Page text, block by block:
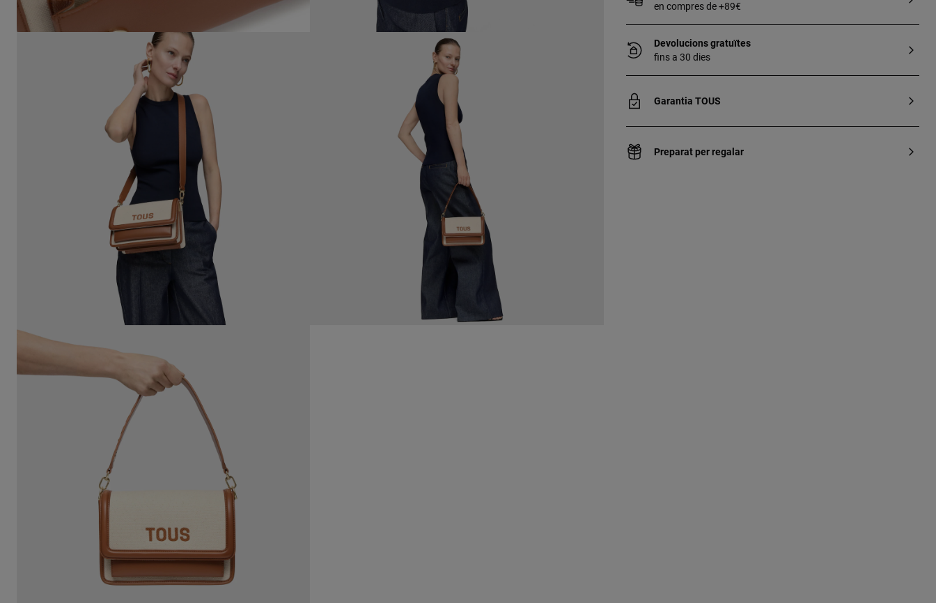
en compres de +89€
Devolucions gratuïtes
fins a 30 dies
Garantia TOUS
Preparat per regalar